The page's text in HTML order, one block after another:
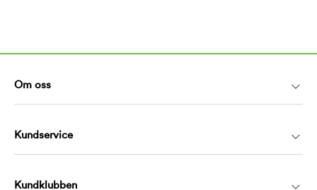
Om oss
Kundservice
Kundklubben